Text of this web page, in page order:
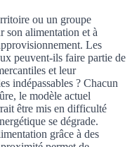
ou un groupe
son alimentation et à
Les
peuvent-ils faire partie de
et leur
indépassables ? Chacun
le modèle actuel
être mis en difficulté
se dégrade.
grâce à des